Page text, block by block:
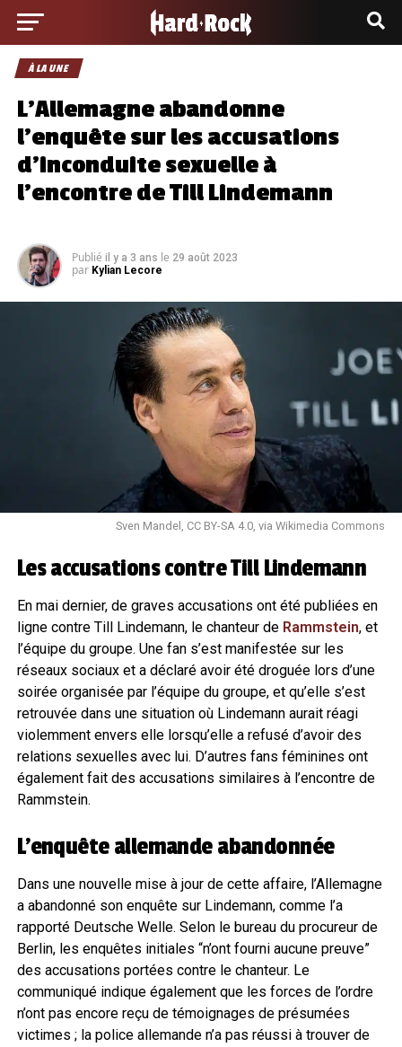
À LA UNE
L’Allemagne abandonne
l’enquête sur les accusations
d’inconduite sexuelle à
l’encontre de Till Lindemann
Publié il y a 3 ans le 29 août 2023
par Kylian Lecore
Sven Mandel, CC BY-SA 4.0, via Wikimedia Commons
Les accusations contre Till Lindemann
En mai dernier, de graves accusations ont été publiées en
ligne contre Till Lindemann, le chanteur de Rammstein, et
l’équipe du groupe. Une fan s’est manifestée sur les
réseaux sociaux et a déclaré avoir été droguée lors d’une
soirée organisée par l’équipe du groupe, et qu’elle s’est
retrouvée dans une situation où Lindemann aurait réagi
violemment envers elle lorsqu’elle a refusé d’avoir des
relations sexuelles avec lui. D’autres fans féminines ont
également fait des accusations similaires à l’encontre de
Rammstein.
L’enquête allemande abandonnée
Dans une nouvelle mise à jour de cette affaire, l’Allemagne
a abandonné son enquête sur Lindemann, comme l’a
rapporté Deutsche Welle. Selon le bureau du procureur de
Berlin, les enquêtes initiales “n’ont fourni aucune preuve”
des accusations portées contre le chanteur. Le
communiqué indique également que les forces de l’ordre
n’ont pas encore reçu de témoignages de présumées
victimes ; la police allemande n’a pas réussi à trouver de